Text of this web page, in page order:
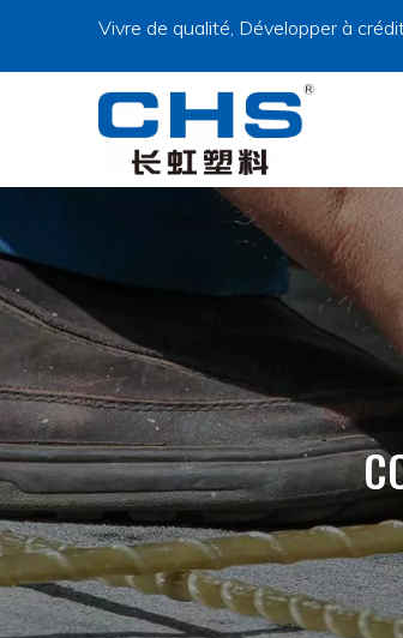
Vivre de qualité, Développer à